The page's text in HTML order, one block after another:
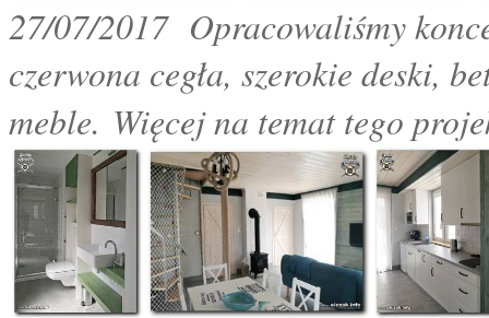
27/07/2017 Opracowaliśmy
czerwona cegła, szerokie deski,
meble. Więcej na temat tego